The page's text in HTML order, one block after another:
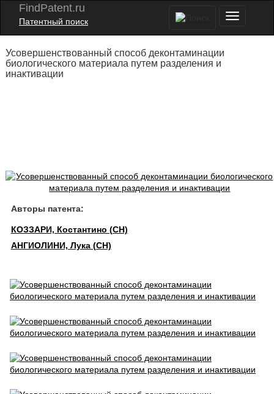
FindPatent.ru
Патентный поиск
Усовершенствованный способ деконтаминации
биологического материала путем разделения и
инактивации
Авторы патента:
КОЗЗАРИ, Костантино (CH)
АНГИОЛИНИ, Лука (CH)